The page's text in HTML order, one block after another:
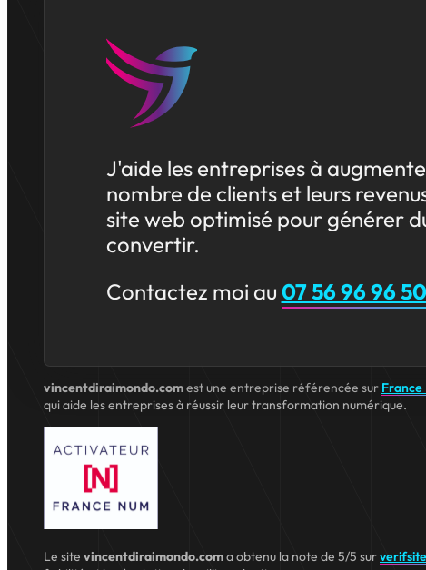
J'aide les entreprises à
nombre de clients et leurs
site web optimisé pour générer
convertir.
Contactez moi au 07 56 96 96 50
vincentdiraimondo.comest une entreprise référencée sur France
qui aide les entreprises à réussir leur transformation numérique.
Le site vincentdiraimondo.coma obtenu la note de 5/5 sur